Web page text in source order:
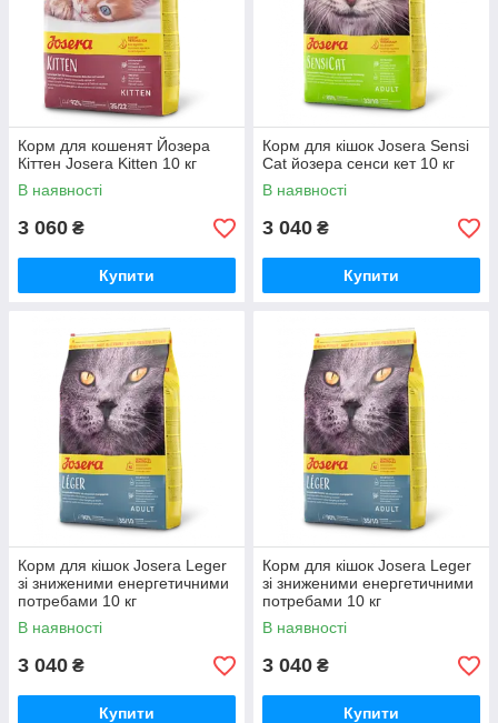
Корм для кошенят Йозера
Кіттен Josera Kitten 10 кг
В наявності
3 060 ₴
Купити
Корм для кішок Josera Sensi
Cat йозера сенси кет 10 кг
В наявності
3 040 ₴
Купити
Корм для кішок Josera Leger
зі зниженими енергетичними
потребами 10 кг
В наявності
3 040 ₴
Купити
Корм для кішок Josera Leger
зі зниженими енергетичними
потребами 10 кг
В наявності
3 040 ₴
Купити